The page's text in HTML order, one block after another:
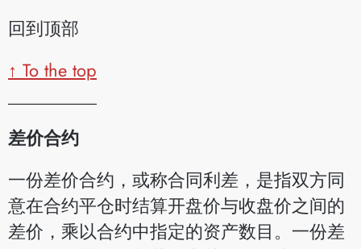
回到顶部
↑ To the top
差价合约
一份差价合约，或称合同利差，是指双方同
意在合约平仓时结算开盘价与收盘价之间的
差价，乘以合约中指定的资产数目。一份差